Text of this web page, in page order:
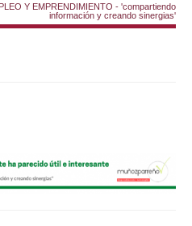
Y EMPRENDIMIENTO - 'compartiendo
información y creando sinergias'